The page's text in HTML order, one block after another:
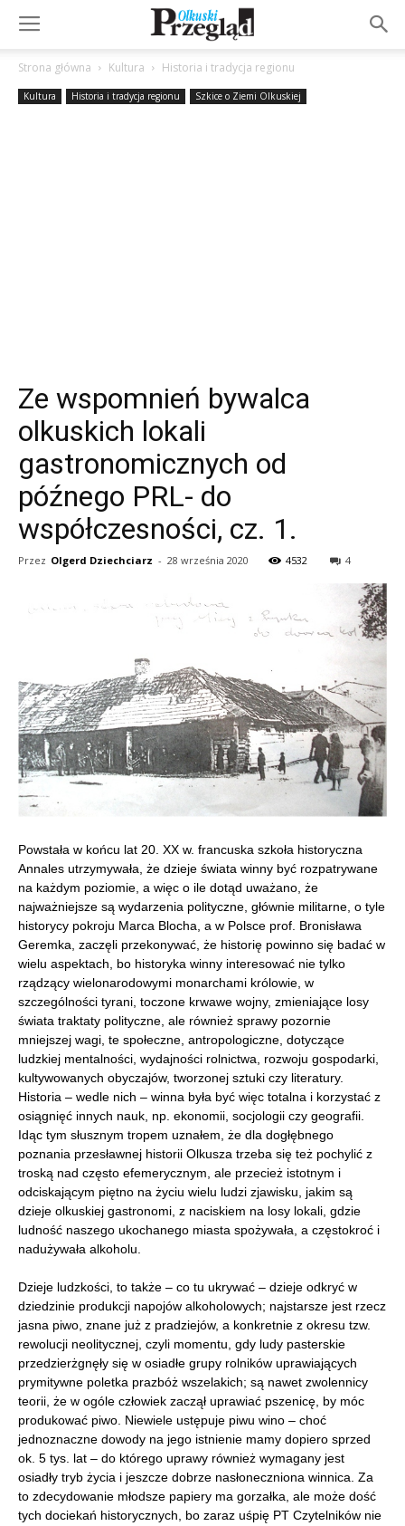
Strona główna Kultura Historia i tradycja regionu
Kultura Historia i tradycja regionu Szkice o Ziemi Olkuskiej
Ze wspomnień bywalca
olkuskich lokali
gastronomicznych od
późnego PRL- do
współczesności, cz. 1.
Przez Olgerd Dziechciarz - 28 września 2020 4532 4
Powstała w końcu lat 20. XX w. francuska szkoła historyczna
Annales utrzymywała, że dzieje świata winny być rozpatrywane
na każdym poziomie, a więc o ile dotąd uważano, że
najważniejsze są wydarzenia polityczne, głównie militarne, o tyle
historycy pokroju Marca Blocha, a w Polsce prof. Bronisława
Geremka, zaczęli przekonywać, że historię powinno się badać w
wielu aspektach, bo historyka winny interesować nie tylko
rządzący wielonarodowymi monarchami królowie, w
szczególności tyrani, toczone krwawe wojny, zmieniające losy
świata traktaty polityczne, ale również sprawy pozornie
mniejszej wagi, te społeczne, antropologiczne, dotyczące
ludzkiej mentalności, wydajności rolnictwa, rozwoju gospodarki,
kultywowanych obyczajów, tworzonej sztuki czy literatury.
Historia – wedle nich – winna była być więc totalna i korzystać z
osiągnięć innych nauk, np. ekonomii, socjologii czy geografii.
Idąc tym słusznym tropem uznałem, że dla dogłębnego
poznania przesławnej historii Olkusza trzeba się też pochylić z
troską nad często efemerycznym, ale przecież istotnym i
odciskającym piętno na życiu wielu ludzi zjawisku, jakim są
dzieje olkuskiej gastronomi, z naciskiem na losy lokali, gdzie
ludność naszego ukochanego miasta spożywała, a częstokroć i
nadużywała alkoholu.
Dzieje ludzkości, to także – co tu ukrywać – dzieje odkryć w
dziedzinie produkcji napojów alkoholowych; najstarsze jest rzecz
jasna piwo, znane już z pradziejów, a konkretnie z okresu tzw.
rewolucji neolitycznej, czyli momentu, gdy ludy pasterskie
przedzierżgnęły się w osiadłe grupy rolników uprawiających
prymitywne poletka prazbóż wszelakich; są nawet zwolennicy
teorii, że w ogóle człowiek zaczął uprawiać pszenicę, by móc
produkować piwo. Niewiele ustępuje piwu wino – choć
jednoznaczne dowody na jego istnienie mamy dopiero sprzed
ok. 5 tys. lat – do którego uprawy również wymagany jest
osiadły tryb życia i jeszcze dobrze nasłoneczniona winnica. Za
to zdecydowanie młodsze papiery ma gorzałka, ale może dość
tych dociekań historycznych, bo zaraz uśpię PT Czytelników nie